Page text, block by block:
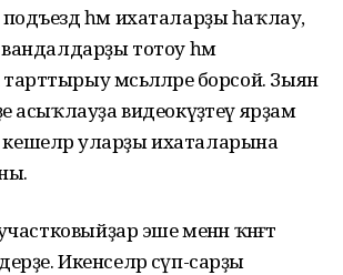
һәм ихаталарҙы һаҡлау,
тотоу һәм
мәсьәләләре борсой. Зыян
асыҡлауҙа видеокүҙәтеү ярҙам
кешеләр уларҙы ихаталарына
эше менән ҡәнәғәт
Икенселәр сүп-сарҙы